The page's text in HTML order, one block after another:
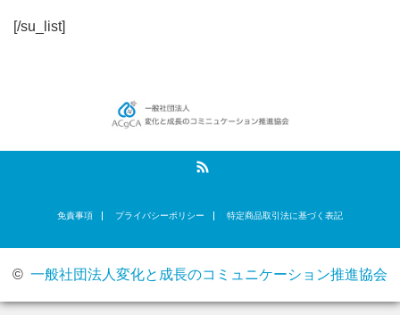
[/su_list]
免責事項 プライバシーポリシー ​特定商品取引法に基づく表記
© 一般社団法人変化と成長のコミュニケーション推進協会